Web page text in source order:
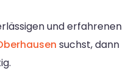
und erfahrenen
suchst, dann